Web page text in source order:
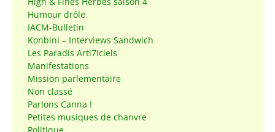
Humour drôle
IACM-Bulletin
Konbini – Interviews Sandwich
Les Paradis Arti7iciels
Manifestations
Mission parlementaire
Non classé
Parlons Canna !
Petites musiques de chanvre